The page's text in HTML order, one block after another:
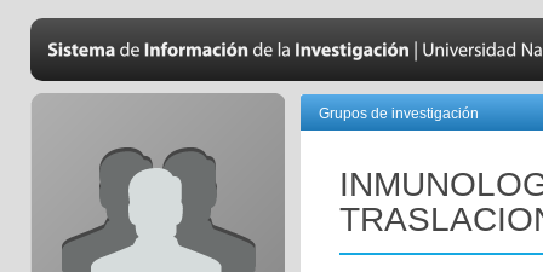
Grupos de investigación